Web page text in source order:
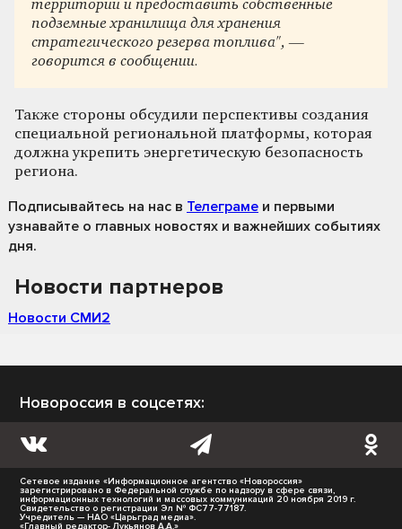
территории и предоставить собственные
подземные хранилища для хранения
стратегического резерва топлива", —
говорится в сообщении.
Также стороны обсудили перспективы создания
специальной региональной платформы, которая
должна укрепить энергетическую безопасность
региона.
Подписывайтесь на нас в Телеграме и первыми
узнавайте о главных новостях и важнейших событиях
дня.
Новости партнеров
Новости СМИ2
Новороссия в соцсетях:
Сетевое издание «Информационное агентство «Новороссия»
зарегистрировано в Федеральной службе по надзору в сфере связи,
информационных технологий и массовых коммуникаций 20 ноября 2019 г.
Свидетельство о регистрации Эл № ФС77-77187.
Учредитель — НАО «Царьград медиа».
«Главный редактор- Лукьянов А.А.»